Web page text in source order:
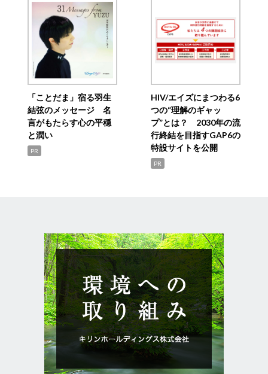
「ことだま」宿る羽生
結弦のメッセージ 名
言がもたらす心の平穏
と潤い
PR
HIV/エイズにまつわる6
つの“理解のギャッ
プ”とは？ 2030年の流
行終結を目指すGAP6の
特設サイトを公開
PR